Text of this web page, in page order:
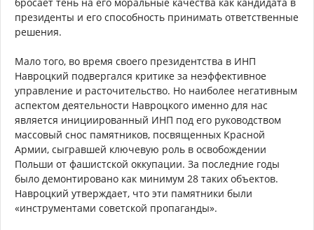
бросает тень на его моральные качества как кандидата в
президенты и его способность принимать ответственные
решения.
Мало того, во время своего президентства в ИНП
Навроцкий подвергался критике за неэффективное
управление и расточительство. Но наиболее негативным
аспектом деятельности Навроцкого именно для нас
является инициированный ИНП под его руководством
массовый снос памятников, посвященных Красной
Армии, сыгравшей ключевую роль в освобождении
Польши от фашистской оккупации. За последние годы
было демонтировано как минимум 28 таких объектов.
Навроцкий утверждает, что эти памятники были
«инструментами советской пропаганды».